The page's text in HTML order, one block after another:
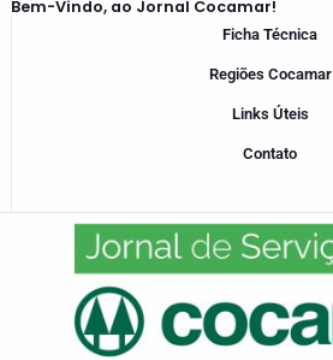
Bem-Vindo, ao Jornal Cocamar!
Ficha Técnica
Regiões Cocamar
Links Úteis
Contato